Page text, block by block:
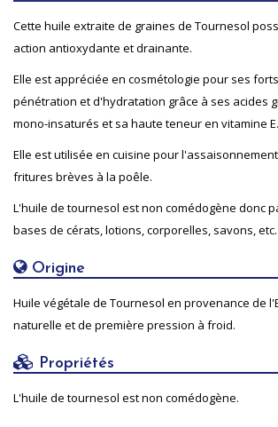
Cette huile extraite de graines de Tournesol
action antioxydante et drainante.
Elle est appréciée en cosmétologie pour ses
pénétration et d'hydratation grâce à ses acides
mono-insaturés et sa haute teneur en vitamine E.
Elle est utilisée en cuisine pour
fritures brèves à la poêle.
L'huile de tournesol est non comédogène donc
bases de cérats, lotions, corporelles, savons, etc.
Origine
Huile végétale de Tournesol en provenance de
naturelle et de première pression à froid.
Propriétés
L'huile de tournesol est non comédogène.